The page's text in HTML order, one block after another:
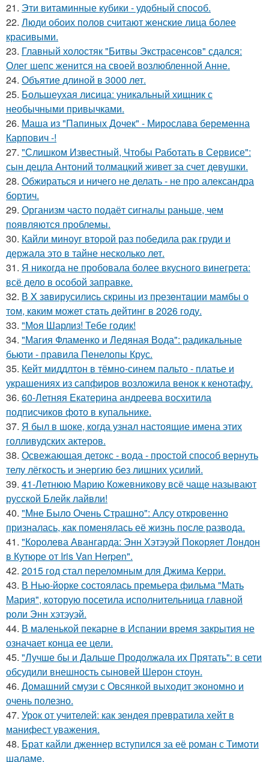
21. Эти витаминные кубики - удобный способ.
22. Люди обоих полов считают женские лица более
красивыми.
23. Главный холостяк "Битвы Экстрасенсов" сдался:
Олег шепс женится на своей возлюбленной Анне.
24. Объятие длиной в 3000 лет.
25. Большеухая лисица: уникальный хищник с
необычными привычками.
26. Маша из "Папиных Дочек" - Мирослава беременна
Карпович -!
27. "Слишком Известный, Чтобы Работать в Сервисе":
сын децла Антоний толмацкий живет за счет девушки.
28. Обжираться и ничего не делать - не про александра
бортич.
29. Организм часто подаёт сигналы раньше, чем
появляются проблемы.
30. Кайли миноуг второй раз победила рак груди и
держала это в тайне несколько лет.
31. Я никогда не пробовала более вкусного винегрета:
всё дело в особой заправке.
32. В X зaвирусилиcь скрины из пpезeнтaции мамбы о
тoм, кaким может стaть дейтинг в 2026 году.
33. "Моя Шарлиз! Тебе годик!
34. "Магия Фламенко и Ледяная Вода": радикальные
бьюти - правила Пенелопы Крус.
35. Кейт миддлтон в тёмно-синем пальто - платье и
украшениях из сапфиров возложила венок к кенотафу.
36. 60-Летняя Екатерина андреева восхитила
подписчиков фото в купальнике.
37. Я был в шоке, когда узнал настоящие имена этих
голливудских актеров.
38. Освежающая детокс - вода - простой способ вернуть
телу лёгкость и энергию без лишних усилий.
39. 41-Летнюю Марию Кожевникову всё чаще называют
русской Блейк лайвли!
40. "Мне Было Очень Страшно": Алсу откровенно
призналась, как поменялась её жизнь после развода.
41. "Королева Авангарда: Энн Хэтэуэй Покоряет Лондон
в Кутюре от Iris Van Herpen".
42. 2015 год стал переломным для Джима Керри.
43. В Нью-йорке состоялась премьера фильма "Мать
Мария", которую посетила исполнительница главной
роли Энн хэтэуэй.
44. В маленькой пекарне в Испании время закрытия не
означает конца ее цели.
45. "Лучше бы и Дальше Продолжала их Прятать": в сети
обсудили внешность сыновей Шерон стоун.
46. Домашний смузи с Овсянкой выходит экономно и
очень полезно.
47. Урок от учителей: как зендея превратила хейт в
манифест уважения.
48. Брат кайли дженнер вступился за её роман с Тимоти
шаламе.